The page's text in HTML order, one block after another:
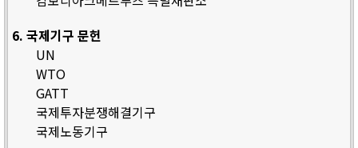
6. 국제기구 문헌
UN
WTO
GATT
국제투자분쟁해결기구
국제노동기구